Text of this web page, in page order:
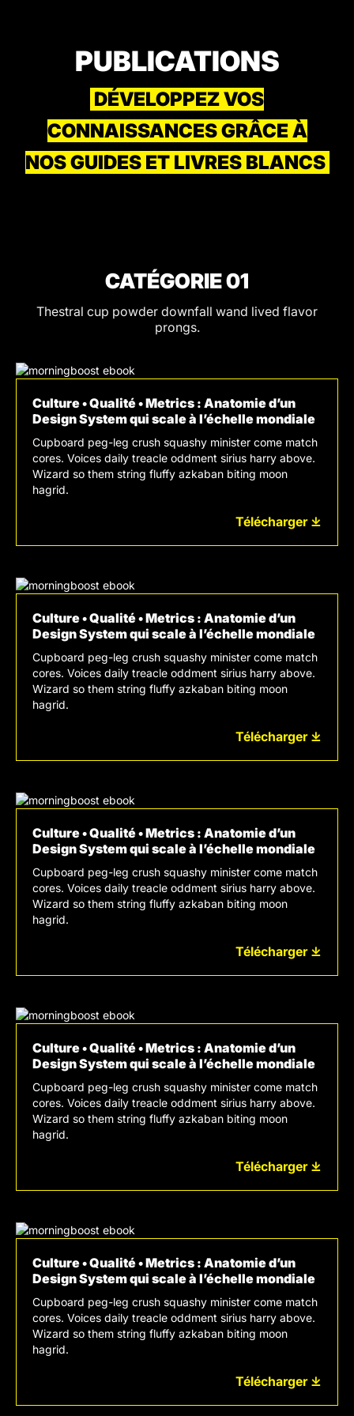
PUBLICATIONS
DÉVELOPPEZ VOS
CONNAISSANCES GRÂCE À
NOS GUIDES ET LIVRES BLANCS
CATÉGORIE 01
Thestral cup powder downfall wand lived flavor
prongs.
Culture • Qualité • Metrics : Anatomie d’un
Design System qui scale à l’échelle mondiale
Cupboard peg-leg crush squashy minister come match
cores. Voices daily treacle oddment sirius harry above.
Wizard so them string fluffy azkaban biting moon
hagrid.
Télécharger ⤓
Culture • Qualité • Metrics : Anatomie d’un
Design System qui scale à l’échelle mondiale
Cupboard peg-leg crush squashy minister come match
cores. Voices daily treacle oddment sirius harry above.
Wizard so them string fluffy azkaban biting moon
hagrid.
Télécharger ⤓
Culture • Qualité • Metrics : Anatomie d’un
Design System qui scale à l’échelle mondiale
Cupboard peg-leg crush squashy minister come match
cores. Voices daily treacle oddment sirius harry above.
Wizard so them string fluffy azkaban biting moon
hagrid.
Télécharger ⤓
Culture • Qualité • Metrics : Anatomie d’un
Design System qui scale à l’échelle mondiale
Cupboard peg-leg crush squashy minister come match
cores. Voices daily treacle oddment sirius harry above.
Wizard so them string fluffy azkaban biting moon
hagrid.
Télécharger ⤓
Culture • Qualité • Metrics : Anatomie d’un
Design System qui scale à l’échelle mondiale
Cupboard peg-leg crush squashy minister come match
cores. Voices daily treacle oddment sirius harry above.
Wizard so them string fluffy azkaban biting moon
hagrid.
Télécharger ⤓